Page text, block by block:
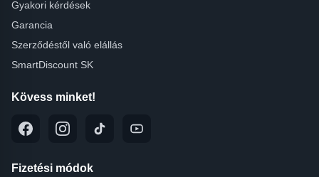
Gyakori kérdések
Garancia
Szerződéstől való elállás
SmartDiscount SK
Kövess minket!
Fizetési módok